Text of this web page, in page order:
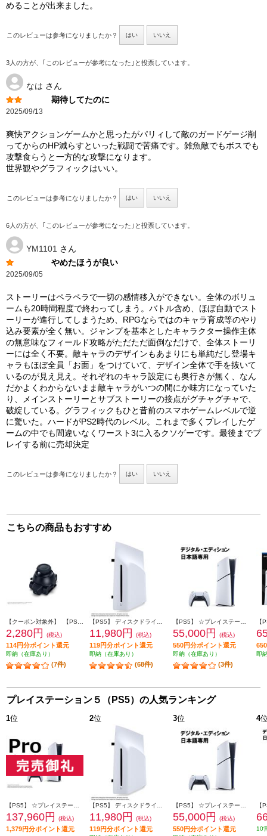
めることが出来ました。
このレビューは参考になりましたか？ はい いいえ
3人の方が、｢このレビューが参考になった｣と投票しています。
なは さん
期待してたのに
2025/09/13
爽快アクションゲームかと思ったがパリィして敵のガードゲージ削
ってからのHP減らすといった戦闘で苦痛です。雑魚敵でもボスでも
攻撃食らうと一方的な攻撃になります。
世界観やグラフィックはいい。
このレビューは参考になりましたか？ はい いいえ
6人の方が、｢このレビューが参考になった｣と投票しています。
YM1101 さん
やめたほうが良い
2025/09/05
ストーリーはペラペラで一切の感情移入ができない。全体のボリュ
ームも20時間程度で終わってしまう。バトル含め、ほぼ自動でスト
ーリーが進行してしまうため、RPGならではのキャラ育成等のやり
込み要素が全く無い。ジャンプを基本としたキャラクター操作主体
の無意味なフィールド攻略がただただ面倒なだけで、全体ストーリ
ーには全く不要。敵キャラのデザインもあまりにも単純だし登場キ
ャラもほぼ全員「お面」をつけていて、デザイン全体で手を抜いて
いるのが見え見え。それぞれのキャラ設定にも奥行きが無く、なん
だかよくわからないまま敵キャラがいつの間にか味方になっていた
り、メインストーリーとサブストーリーの接点がグチャグチャで、
破綻している。グラフィックもひと昔前のスマホゲームレベルで逆
に驚いた。ハードがPS2時代のレベル。これまで多くプレイしたゲ
ームの中でも間違いなくワースト3に入るクソゲーです。最後までプ
レイする前に売却決定
このレビューは参考になりましたか？ はい いいえ
こちらの商品もおすすめ
【クーポン対象外】 【PS5】 スティックモジュール（DualSense Edge ワイヤレスコントローラー用）
2,280円 (税込)
114円分ポイント還元
即納（在庫あり）
(7件)
【PS5】 ディスクドライブ(Slimモデル用)
11,980円 (税込)
119円分ポイント還元
即納（在庫あり）
(68件)
【PS5】 ☆プレイステーション5本体 デジタル・エディション 日本語専用 Console Language: Japanese only
55,000円 (税込)
550円分ポイント還元
即納（在庫あり）
(3件)
即
プレイステーション５（PS5）の人気ランキング
1位
【PS5】 ☆プレイステーション5 Pro本体（N）
137,960円 (税込)
1,379円分ポイント還元
2位
【PS5】 ディスクドライブ(Slimモデル用)
11,980円 (税込)
119円分ポイント還元
3位
【PS5】 ☆プレイステーション5本体 デジタル・エディション 日本語専用 Console Language: Japanese only
55,000円 (税込)
550円分ポイント還元
4
10